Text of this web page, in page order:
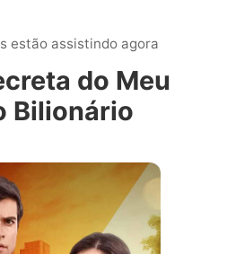
estão assistindo agora
do Meu
Bilionário